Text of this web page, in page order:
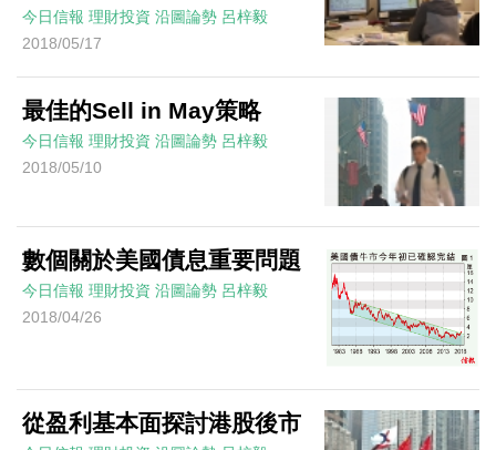
今日信報 理財投資 沿圖論勢 呂梓毅
2018/05/17
最佳的Sell in May策略
今日信報 理財投資 沿圖論勢 呂梓毅
2018/05/10
數個關於美國債息重要問題
今日信報 理財投資 沿圖論勢 呂梓毅
2018/04/26
從盈利基本面探討港股後市